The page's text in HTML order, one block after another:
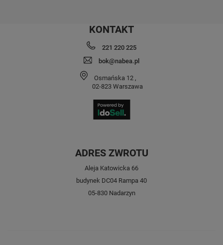
KONTAKT
221 220 225
bok@nabea.pl
Osmańska 12 ,
02-823 Warszawa
ADRES ZWROTU
Aleja Katowicka 66
budynek DC04 Rampa 40
05-830 Nadarzyn